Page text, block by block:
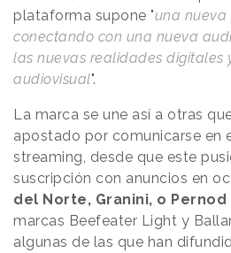
plataforma supone "una nueva
conectando con una nueva
las nuevas realidades digitales
audiovisual".
La marca se une así a otras
apostado por comunicarse en
streaming, desde que este
suscripción con anuncios en
del Norte, Granini, o Pernod
marcas Beefeater Light y
algunas de las que han